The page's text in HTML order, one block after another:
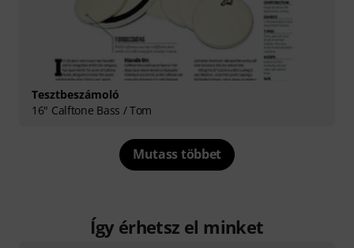
Tesztbeszámoló
16" Calftone Bass / Tom
Mutass többet
Így érhetsz el minket